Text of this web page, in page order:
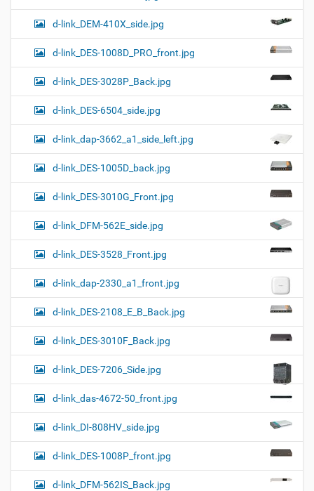
d-link_DEM-410X_side.jpg
d-link_DES-1008D_PRO_front.jpg
d-link_DES-3028P_Back.jpg
d-link_DES-6504_side.jpg
d-link_dap-3662_a1_side_left.jpg
d-link_DES-1005D_back.jpg
d-link_DES-3010G_Front.jpg
d-link_DFM-562E_side.jpg
d-link_DES-3528_Front.jpg
d-link_dap-2330_a1_front.jpg
d-link_DES-2108_E_B_Back.jpg
d-link_DES-3010F_Back.jpg
d-link_DES-7206_Side.jpg
d-link_das-4672-50_front.jpg
d-link_DI-808HV_side.jpg
d-link_DES-1008P_front.jpg
d-link_DFM-562IS_Back.jpg